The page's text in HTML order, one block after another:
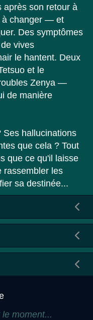
après son retour à
à changer — et
Des symptômes
vives
le hantent. Deux
et le
Zenya —
de manière
Ses hallucinations
que cela ? Tout
que ce qu'il laisse
rassembler les
sa destinée...
moment...